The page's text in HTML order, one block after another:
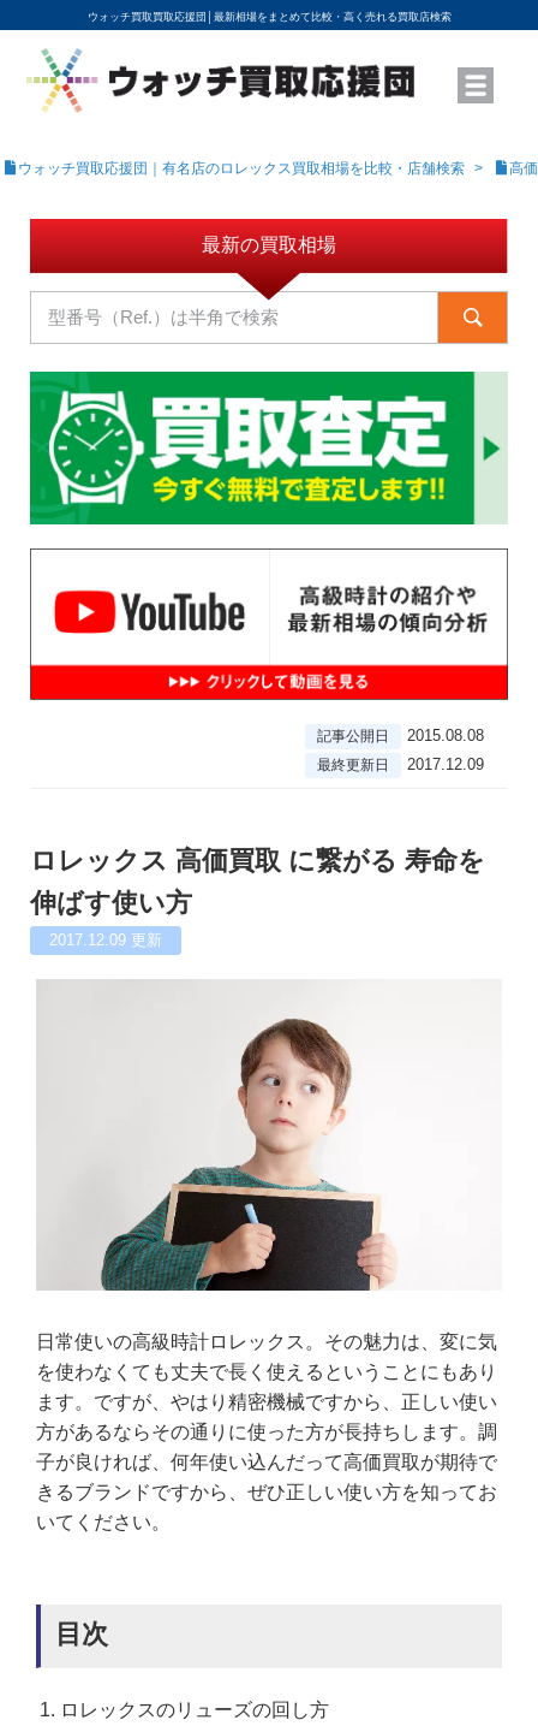
ウォッチ買取買取応援団│ 最新相場をまとめて比較・高く売れる買取店検索
YouTubeで動画を公開中
ROLEXモデル名から買取相場を調べる
高級時計ブランド名から買取相場を調べる
地域から買取店を探す
店舗名から買取店を探す
ブランド時計を高く売る方法
買取査定を依頼する
ウォッチ買取応援団｜有名店のロレックス買取相場を比較・店舗検索 高
最新の買取相場
記事公開日 2015.08.08
最終更新日 2017.12.09
ロレックス 高価買取 に繋がる 寿命を
伸ばす使い方
2017.12.09 更新
日常使いの高級時計ロレックス。その魅力は、変に気
を使わなくても丈夫で長く使えるということにもあり
ます。ですが、やはり精密機械ですから、正しい使い
方があるならその通りに使った方が長持ちします。調
子が良ければ、何年使い込んだって高価買取が期待で
きるブランドですから、ぜひ正しい使い方を知ってお
いてください。
目次
ロレックスのリューズの回し方